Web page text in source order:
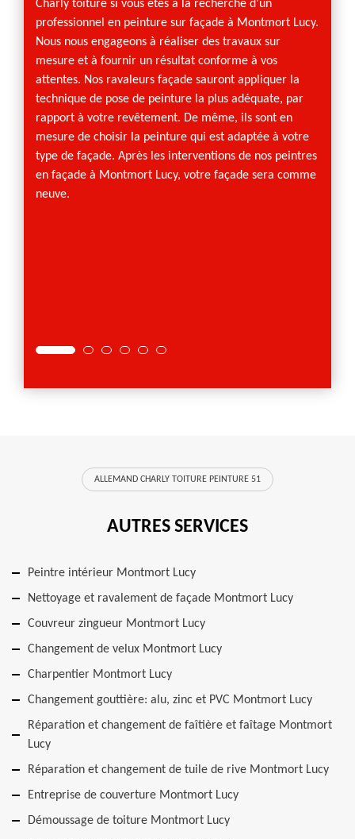
Charly toiture si vous êtes à la recherche d’un
professionnel en peinture sur façade à Montmort Lucy.
Nous nous engageons à réaliser des travaux sur
mesure et à fournir un résultat conforme à vos
attentes. Nos ravaleurs façade sauront appliquer la
technique de pose de peinture la plus adéquate, par
rapport à votre revêtement. De même, ils sont en
mesure de choisir la peinture qui est adaptée à votre
type de façade. Après les interventions de nos peintres
en façade à Montmort Lucy, votre façade sera comme
neuve.
ALLEMAND CHARLY TOITURE PEINTURE 51
AUTRES SERVICES
Peintre intérieur Montmort Lucy
Nettoyage et ravalement de façade Montmort Lucy
Couvreur zingueur Montmort Lucy
Changement de velux Montmort Lucy
Charpentier Montmort Lucy
Changement gouttière: alu, zinc et PVC Montmort Lucy
Réparation et changement de faîtière et faîtage Montmort
Lucy
Réparation et changement de tuile de rive Montmort Lucy
Entreprise de couverture Montmort Lucy
Démoussage de toiture Montmort Lucy